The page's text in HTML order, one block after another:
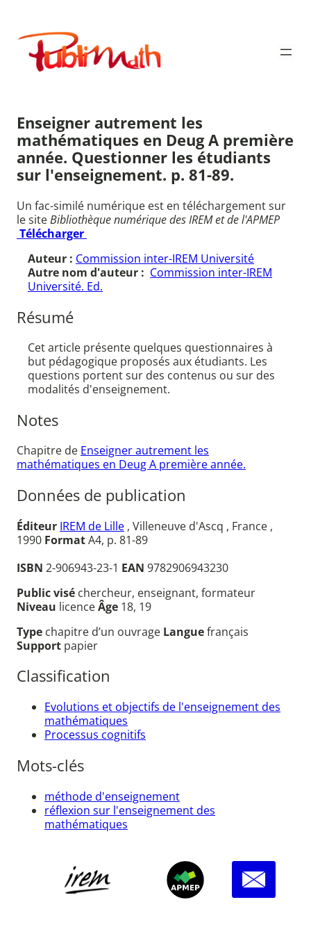
contenu
Publimath
Enseigner autrement les
mathématiques en Deug A première
année. Questionner les étudiants
sur l'enseignement. p. 81-89.
Un fac-similé numérique est en téléchargement sur
le siteBibliothèque numérique des IREM et de l'APMEP
Télécharger
Auteur : Commission inter-IREM Université
Autre nom d'auteur : Commission inter-IREM
Université. Ed.
Résumé
Cet article présente quelques questionnaires à
but pédagogique proposés aux étudiants. Les
questions portent sur des contenus ou sur des
modalités d'enseignement.
Notes
Chapitre de Enseigner autrement les
mathématiques en Deug A première année.
Données de publication
Éditeur IREM de Lille , Villeneuve d'Ascq , France ,
1990 FormatA4, p. 81-89
ISBN 2-906943-23-1 EAN 9782906943230
Public visé chercheur, enseignant, formateur
Niveau licenceÂge 18, 19
Type chapitre d’un ouvrage Languefrançais
Support papier
Classification
Evolutions et objectifs de l'enseignement des
mathématiques
Processus cognitifs
Mots-clés
méthode d'enseignement
réflexion sur l'enseignement des
mathématiques